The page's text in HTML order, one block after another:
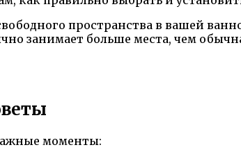
пространства в вашей
занимает больше места, чем
моменты: